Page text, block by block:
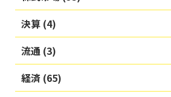
決算 (4)
流通 (3)
経済 (65)